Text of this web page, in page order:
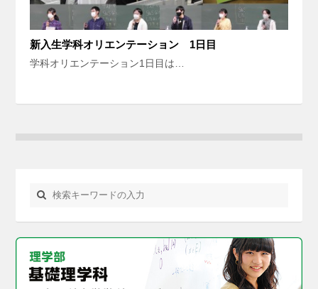
新入生学科オリエンテーション 1日目
学科オリエンテーション1日目は…